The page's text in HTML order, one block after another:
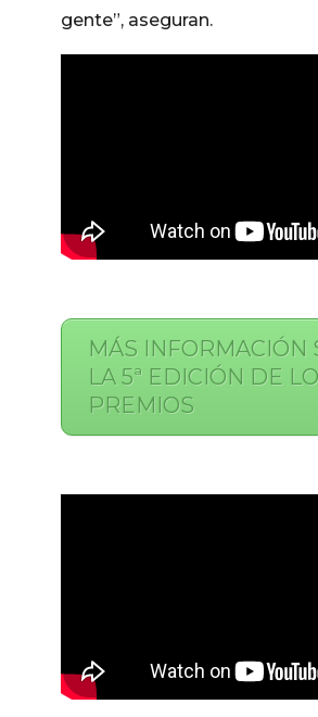
gente”, aseguran.
MÁS INFORMACIÓN
LA 5ª EDICIÓN DE
PREMIOS